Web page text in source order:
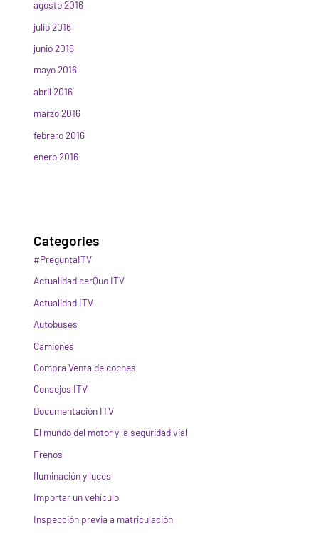
agosto 2016
julio 2016
junio 2016
mayo 2016
abril 2016
marzo 2016
febrero 2016
enero 2016
Categories
#PreguntaITV
Actualidad cerQuo ITV
Actualidad ITV
Autobuses
Camiones
Compra Venta de coches
Consejos ITV
Documentación ITV
El mundo del motor y la seguridad vial
Frenos
Iluminación y luces
Importar un vehículo
Inspección previa a matriculación